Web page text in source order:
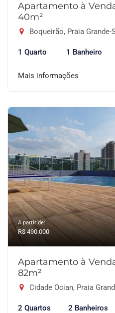
Apartamento à
40m²
Boqueirão, Praia Grande-
1 Quarto 1 Banheiro
Mais informações
A partir de:
R$ 490.000
Apartamento à
82m²
Cidade Ocian, Praia
2 Quartos 2 Banheiros